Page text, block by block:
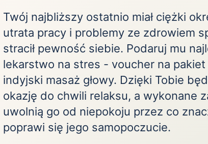
(21)
Urodziny
Zobacz wszystkie
Smak luksusu
Zobacz wszystkie
Bydgoszcz
Twój najbliższy ostatnio miał ciężki
utrata pracy i problemy ze zdrowiem
stracił pewność siebie. Podaruj mu
lekarstwo na stres - voucher na
indyjski masaż głowy. Dzięki Tobie
okazję do chwili relaksu, a wykonane
uwolnią go od niepokoju przez co
poprawi się jego samopoczucie.